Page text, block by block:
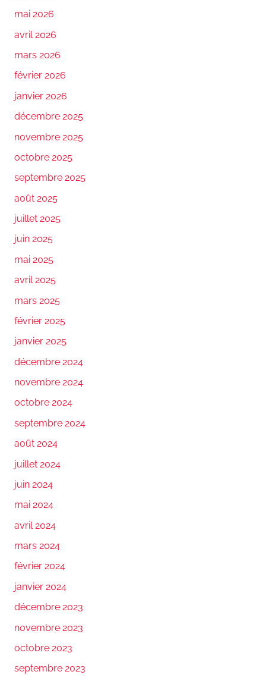
mai 2026
avril 2026
mars 2026
février 2026
janvier 2026
décembre 2025
novembre 2025
octobre 2025
septembre 2025
août 2025
juillet 2025
juin 2025
mai 2025
avril 2025
mars 2025
février 2025
janvier 2025
décembre 2024
novembre 2024
octobre 2024
septembre 2024
août 2024
juillet 2024
juin 2024
mai 2024
avril 2024
mars 2024
février 2024
janvier 2024
décembre 2023
novembre 2023
octobre 2023
septembre 2023